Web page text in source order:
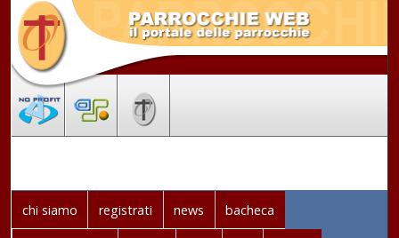
chi siamo registrati news bacheca